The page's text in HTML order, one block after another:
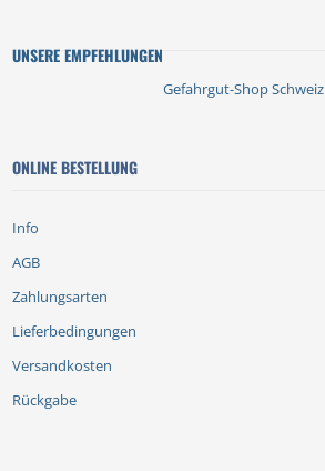
UNSERE EMPFEHLUNGEN
Gefahrgut-Shop Schweiz
ONLINE BESTELLUNG
Info
AGB
Zahlungsarten
Lieferbedingungen
Versandkosten
Rückgabe